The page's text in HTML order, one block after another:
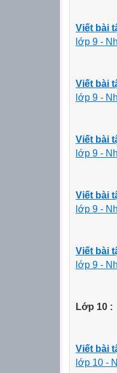
Viết bài
lớp 9 -
Viết bài
lớp 9 -
Viết bài
lớp 9 -
Viết bài
lớp 9 -
Viết bài
lớp 9 -
Lớp 10 :
Viết bài
lớp 10 -